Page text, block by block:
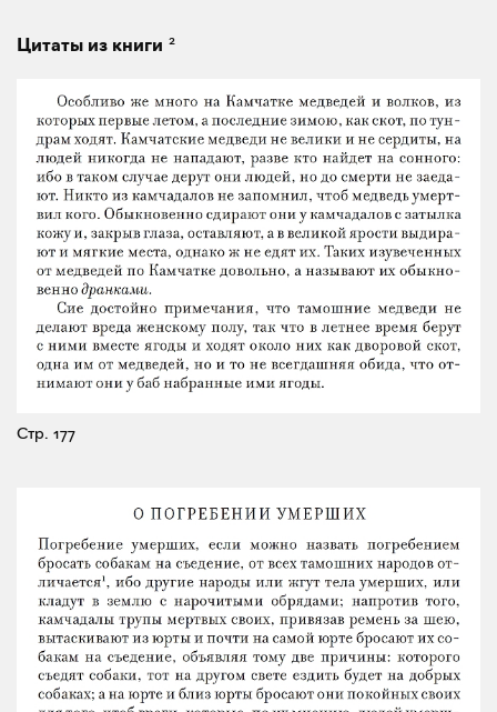
Цитаты из книги 2
Стр. 177